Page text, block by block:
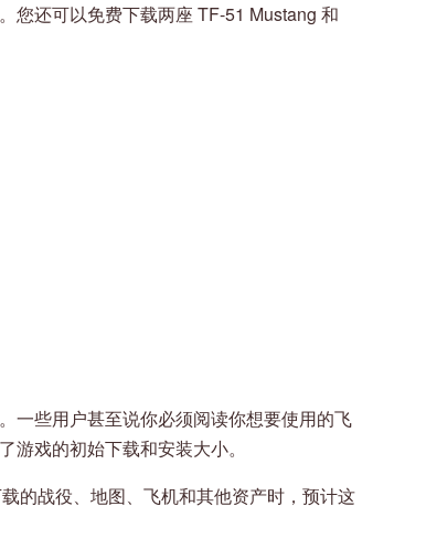
您还可以免费下载两座 TF-51 Mustang 和
一些用户甚至说你必须阅读你想要使用的飞
戏的初始下载和安装大小。
的战役、地图、飞机和其他资产时，预计这